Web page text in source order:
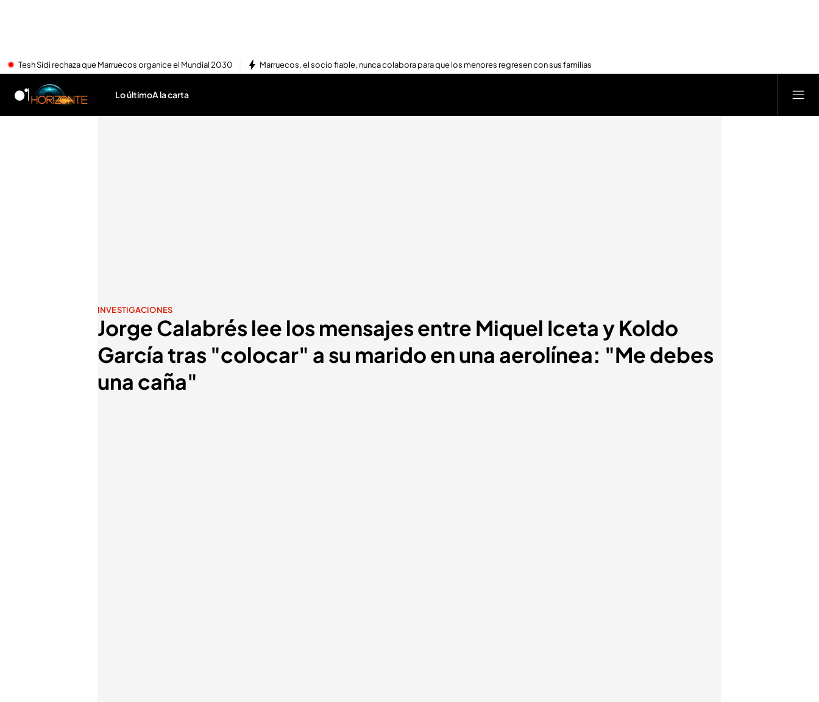
Tesh Sidi rechaza que Marruecos organice el Mundial 2030 Marruecos, el socio fiable, nunca colabora para que los menores regresen con sus familias
Lo últimoA la carta
INVESTIGACIONES
Jorge Calabrés lee los mensajes entre Miquel Iceta y Koldo
García tras "colocar" a su marido en una aerolínea: "Me debes
una caña"